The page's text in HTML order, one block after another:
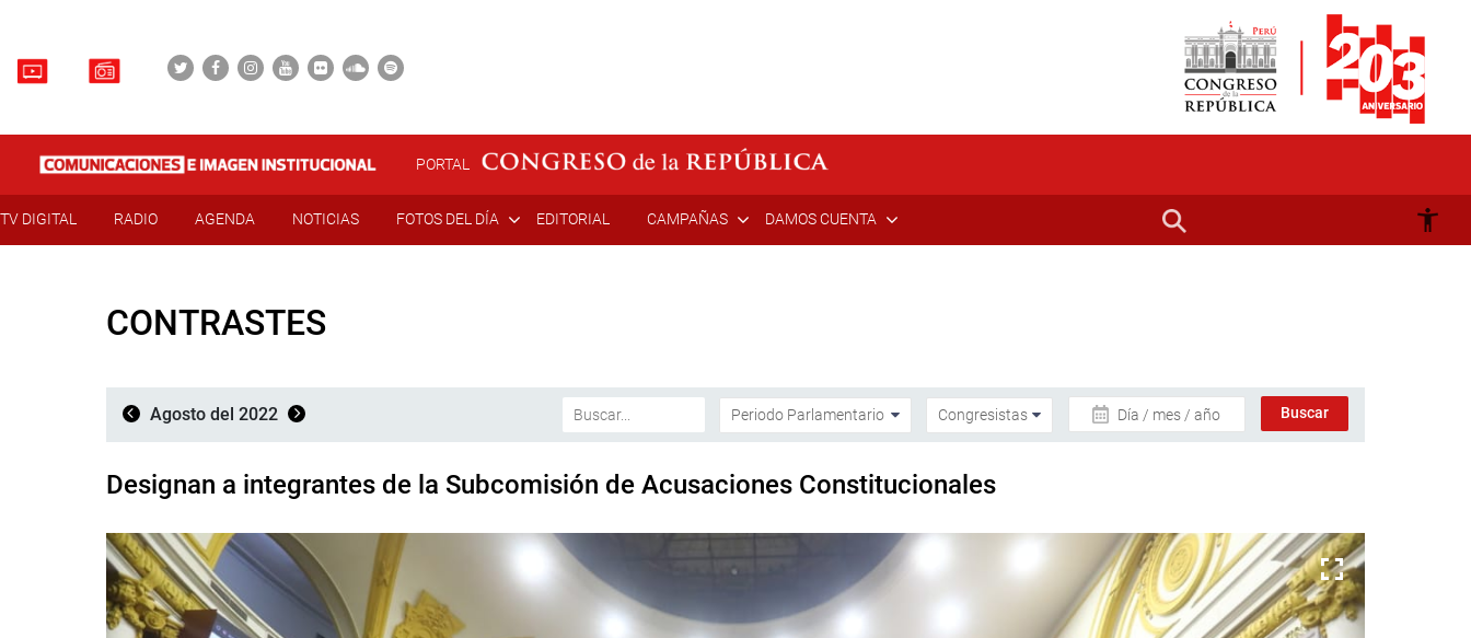
PORTAL
TV DIGITAL RADIO AGENDA NOTICIAS FOTOS DEL DÍA EDITORIAL CAMPAÑAS DAMOS CUENTA
CONTRASTES
Agosto del 2022 Día / mes / año
Designan a integrantes de la Subcomisión de Acusaciones Constitucionales